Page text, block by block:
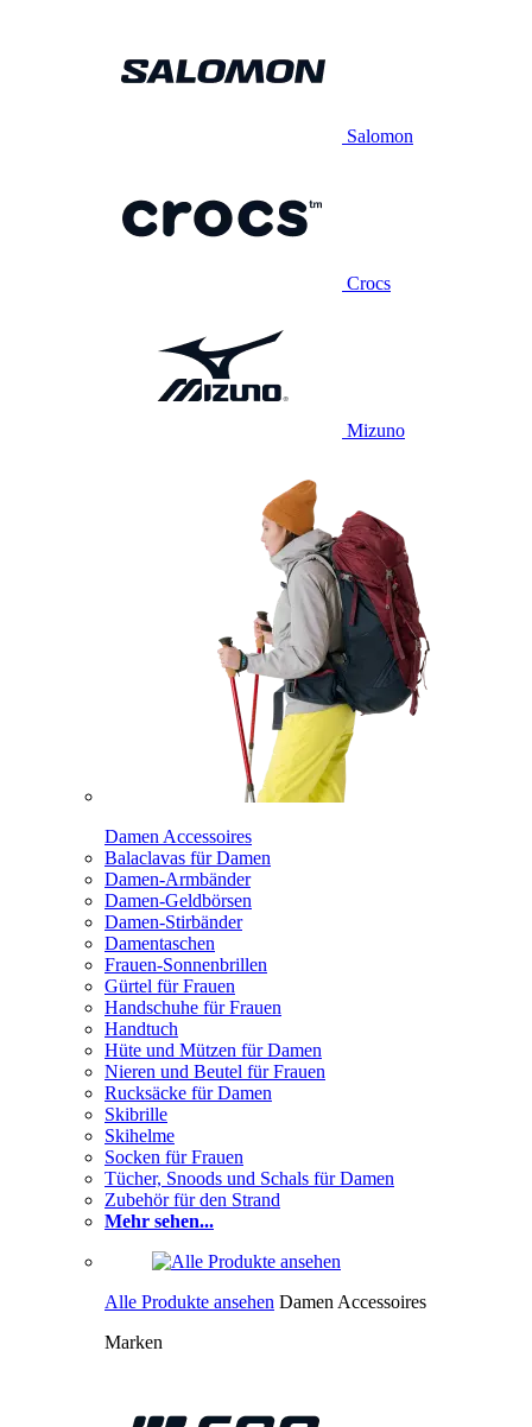
Salomon
Crocs
Mizuno
Damen Accessoires
Balaclavas für Damen
Damen-Armbänder
Damen-Geldbörsen
Damen-Stirbänder
Damentaschen
Frauen-Sonnenbrillen
Gürtel für Frauen
Handschuhe für Frauen
Handtuch
Hüte und Mützen für Damen
Nieren und Beutel für Frauen
Rucksäcke für Damen
Skibrille
Skihelme
Socken für Frauen
Tücher, Snoods und Schals für Damen
Zubehör für den Strand
Mehr sehen...
Alle Produkte ansehen Damen Accessoires
Marken